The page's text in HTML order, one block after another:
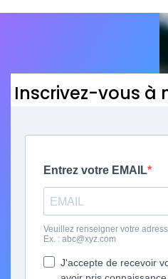
Inscrivez-vous à